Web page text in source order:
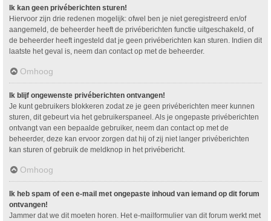
Ik kan geen privéberichten sturen!
Hiervoor zijn drie redenen mogelijk: ofwel ben je niet geregistreerd en/of
aangemeld, de beheerder heeft de privéberichten functie uitgeschakeld, of
de beheerder heeft ingesteld dat je geen privéberichten kan sturen. Indien dit
laatste het geval is, neem dan contact op met de beheerder.
Omhoog
Ik blijf ongewenste privéberichten ontvangen!
Je kunt gebruikers blokkeren zodat ze je geen privéberichten meer kunnen
sturen, dit gebeurt via het gebruikerspaneel. Als je ongepaste privéberichten
ontvangt van een bepaalde gebruiker, neem dan contact op met de
beheerder, deze kan ervoor zorgen dat hij of zij niet langer privéberichten
kan sturen of gebruik de meldknop in het privébericht.
Omhoog
Ik heb spam of een e-mail met ongepaste inhoud van iemand op dit forum
ontvangen!
Jammer dat we dit moeten horen. Het e-mailformulier van dit forum werkt met